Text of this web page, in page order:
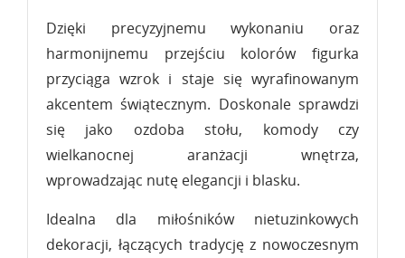
Dzięki precyzyjnemu wykonaniu oraz
harmonijnemu przejściu kolorów figurka
przyciąga wzrok i staje się wyrafinowanym
akcentem świątecznym. Doskonale sprawdzi
się jako ozdoba stołu, komody czy
wielkanocnej aranżacji wnętrza,
wprowadzając nutę elegancji i blasku.
Idealna dla miłośników nietuzinkowych
dekoracji, łączących tradycję z nowoczesnym